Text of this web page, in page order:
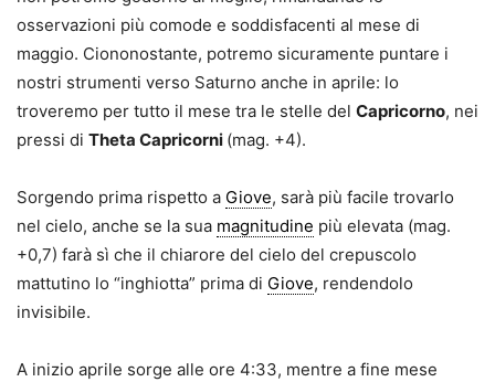
osservazioni più comode e soddisfacenti al mese di
maggio. Ciononostante, potremo sicuramente puntare i
nostri strumenti verso Saturno anche in aprile: lo
troveremo per tutto il mese tra le stelle del Capricorno, nei
pressi di Theta Capricorni (mag. +4).
Sorgendo prima rispetto a Giove, sarà più facile trovarlo
nel cielo, anche se la sua magnitudine più elevata (mag.
+0,7) farà sì che il chiarore del cielo del crepuscolo
mattutino lo “inghiotta” prima di Giove, rendendolo
invisibile.
A inizio aprile sorge alle ore 4:33, mentre a fine mese